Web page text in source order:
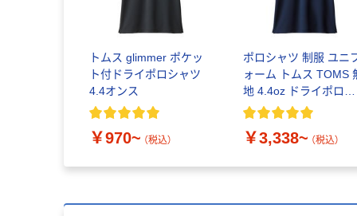
トムス glimmer ポケッ
ト付ドライポロシャツ
4.4オンス
￥970~ （税込）
ポロシャツ 制服 ユニ
ォーム トムス TOMS
地 4.4oz ドライポロシ
ャツ ポケット付
￥3,338~ （税込）